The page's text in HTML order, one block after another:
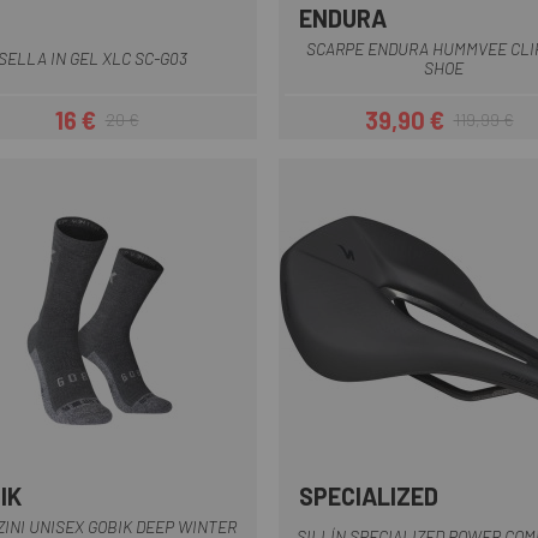
IN GEL XLC SC-G03
Prezzo
16 € Prezzo base
20 €
ENDURA
SCARPE ENDURA HUMMVEE
SHOE
Prezzo
39,90 €Prezzo base
119,99 €
UNISEX GOBIK DEEP WINTER
Nero
SPECIALIZED